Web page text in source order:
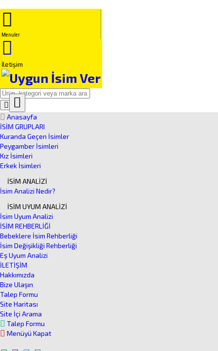
Menuler
İletişim
Close
Ürün Arama
Anasayfa
İSİM GRUPLARI
Kuranda Geçen İsimler
Peygamber İsimleri
Kız İsimleri
Erkek İsimleri
İSİM ANALİZİ
İsim Analizi Nedir?
İSİM UYUM ANALİZİ
İsim Uyum Analizi
İSİM REHBERLİĞİ
Bebeklere İsim Rehberliği
İsim Değişikliği Rehberliği
Eş Uyum Analizi
İLETİŞİM
Hakkımızda
Bize Ulaşın
Talep Formu
Site Haritası
Site İçi Arama
Talep Formu
Menüyü Kapat